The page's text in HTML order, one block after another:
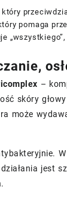
pomaga
–
skóry
może
jest